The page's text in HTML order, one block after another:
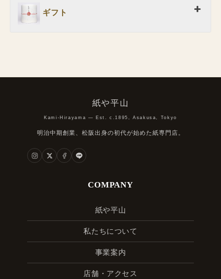
ギフト
紙や平山
Kami-Hirayama — Est. c.1895, Asakusa, Tokyo
明治中期創業、松阪出身の初代が始めた紙専門店。
COMPANY
紙や平山
私たちについて
事業案内
店舗・アクセス